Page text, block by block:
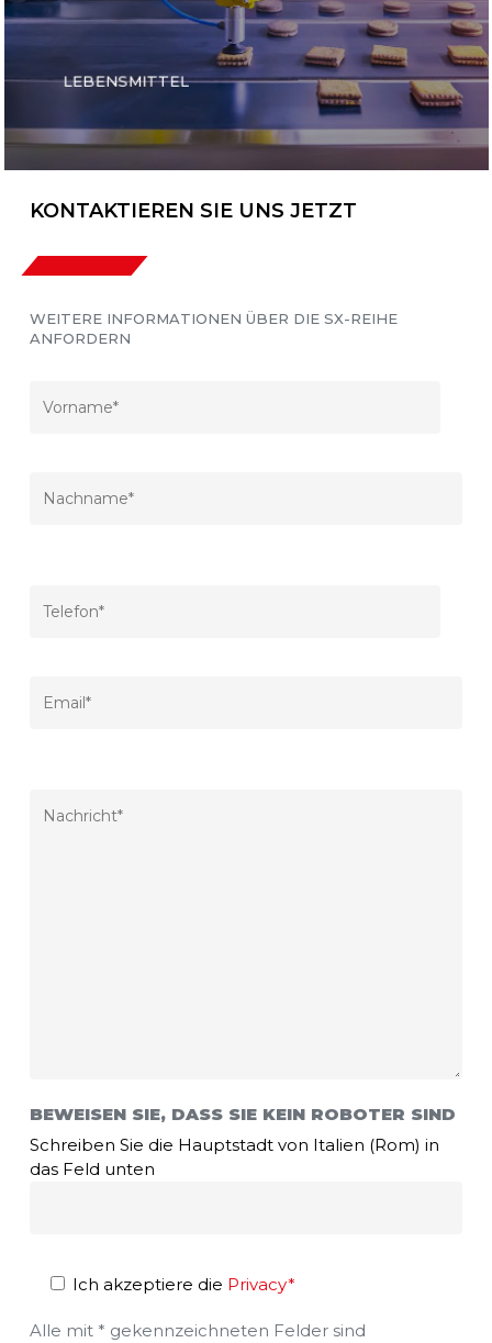
LEBENSMITTEL
KONTAKTIEREN SIE UNS JETZT
WEITERE INFORMATIONEN ÜBER DIE SX-REIHE
ANFORDERN
BEWEISEN SIE, DASS SIE KEIN ROBOTER SIND
Schreiben Sie die Hauptstadt von Italien (Rom) in
das Feld unten
Ich akzeptiere die Privacy*
Alle mit * gekennzeichneten Felder sind